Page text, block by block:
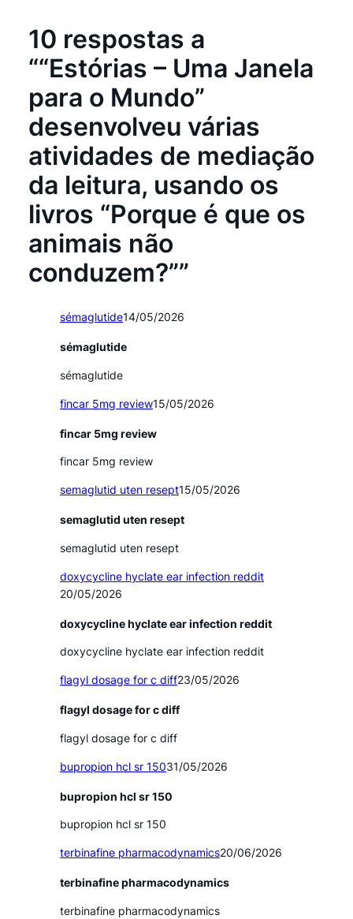
10 respostas a
““Estórias – Uma Janela
para o Mundo”
desenvolveu várias
atividades de mediação
da leitura, usando os
livros “Porque é que os
animais não
conduzem?””
sémaglutide14/05/2026
sémaglutide
sémaglutide
fincar 5mg review15/05/2026
fincar 5mg review
fincar 5mg review
semaglutid uten resept15/05/2026
semaglutid uten resept
semaglutid uten resept
doxycycline hyclate ear infection reddit
20/05/2026
doxycycline hyclate ear infection reddit
doxycycline hyclate ear infection reddit
flagyl dosage for c diff23/05/2026
flagyl dosage for c diff
flagyl dosage for c diff
bupropion hcl sr 15031/05/2026
bupropion hcl sr 150
bupropion hcl sr 150
terbinafine pharmacodynamics20/06/2026
terbinafine pharmacodynamics
terbinafine pharmacodynamics